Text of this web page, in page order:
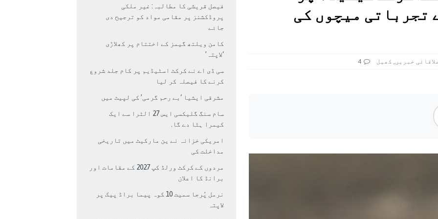
غیر ملکی پروڈکشنز پر مقامی مواد کو ترجیح دی جائے
تجرباتی میچوں کی
علاقائی خبريں, کھيل 4
فیصل قریشی کا مطالبہ: غیر ملکی
پروڈکشنز پر مقامی مواد کو ترجیح دی
جائے
کامن ویلتھ گیمز کے اختتام پر کھلاڑی
‘لاپتہ’
سی ڈی اے نے کرکٹ اسٹیڈیم پر کام جلد شروع
کرنے کا فیصلہ کر لیا
مشرقی ایشیا ‘بے رحم گرمی’ کی لپیٹ میں
سام سنگ گلیکسی ایس 27 الٹرا سے ایک
کیمرا ہٹا دے گا.
امریکی خزانہ نے ین مارکیٹ میں تاریخی
مداخلت کی
مردوں کے کرکٹ ورلڈ کپ 2027 کے مقامات اور
برانڈ کا اعلان
نرمل پُرجا سمیت 10 کوہ پیما براڈ پیک پر
لاپتہ